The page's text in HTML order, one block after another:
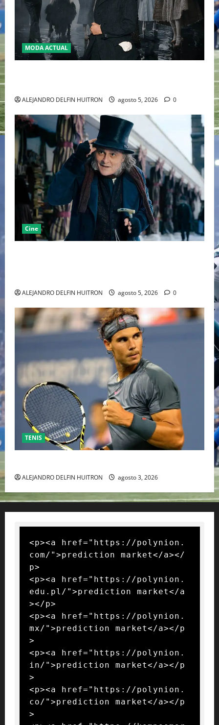
MODA ACTUAL
ALEJANDRO DELFIN HUITRON agosto 5, 2026 0
Cine
ALEJANDRO DELFIN HUITRON agosto 5, 2026 0
TENIS
ALEJANDRO DELFIN HUITRON agosto 3, 2026
<p><a href="https://polynion.
com/">prediction market</a></
p>
<p><a href="https://polynion.
edu.pl/">prediction market</a
></p>
<p><a href="https://polynion.
mx/">prediction market</a></p
>
<p><a href="https://polynion.
in/">prediction market</a></p
>
<p><a href="https://polynion.
co/">prediction market</a></p
>